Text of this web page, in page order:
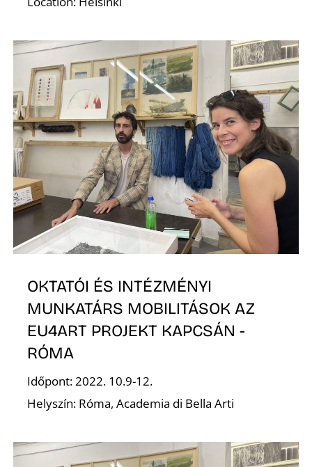
OKTATÓI ÉS INTÉZMÉNYI
MUNKATÁRS MOBILITÁSOK AZ
EU4ART PROJEKT KAPCSÁN -
RÓMA
Időpont: 2022. 10.9-12.
Helyszín: Róma, Academia di Bella Arti